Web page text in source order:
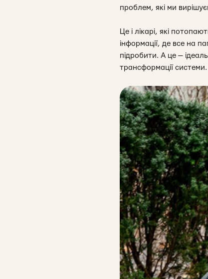
проблем, які ми
Це і лікарі, які
інформації, де все на
підробити. А це —
трансформації системи.